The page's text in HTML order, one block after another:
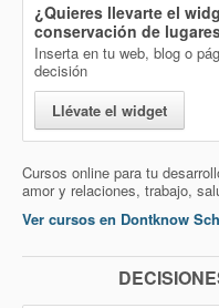
¿Quieres llevarte el
conservación de
Inserta en tu web, blog o
decisión
Llévate el widget
Cursos online para tu
amor y relaciones, trabajo,
Ver cursos en Dontknow